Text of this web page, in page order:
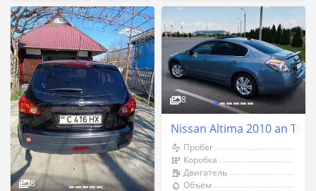
8
8
Nissan Altima 2010 an
Пробег
Коробка
Двигатель
Объём